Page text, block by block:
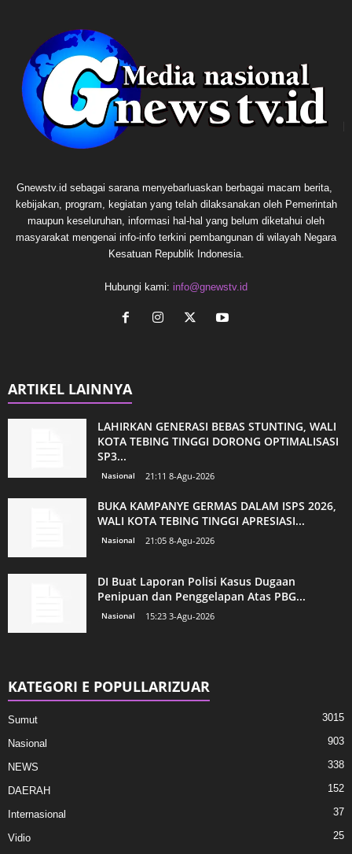
Gnewstv.id sebagai sarana menyebarluaskan berbagai macam berita,
kebijakan, program, kegiatan yang telah dilaksanakan oleh Pemerintah
maupun keseluruhan, informasi hal-hal yang belum diketahui oleh
masyarakat mengenai info-info terkini pembangunan di wilayah Negara
Kesatuan Republik Indonesia.
Hubungi kami: info@gnewstv.id
ARTIKEL LAINNYA
LAHIRKAN GENERASI BEBAS STUNTING, WALI
KOTA TEBING TINGGI DORONG OPTIMALISASI
SP3...
Nasional 21:11 8-Agu-2026
BUKA KAMPANYE GERMAS DALAM ISPS 2026,
WALI KOTA TEBING TINGGI APRESIASI...
Nasional 21:05 8-Agu-2026
DI Buat Laporan Polisi Kasus Dugaan
Penipuan dan Penggelapan Atas PBG...
Nasional 15:23 3-Agu-2026
KATEGORI E POPULLARIZUAR
Sumut 3015
Nasional 903
NEWS 338
DAERAH 152
Internasional 37
Vidio 25